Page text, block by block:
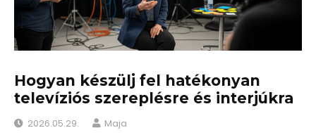
Hogyan készülj fel hatékonyan
televíziós szereplésre és interjúkra
2026.05.29. Maja